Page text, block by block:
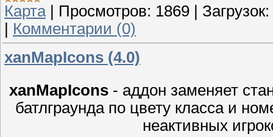
Карта | Просмотров: 1869 | Загрузок:
| Комментарии (0)
xanMapIcons (4.0)
xanMapIcons - аддон заменяет
батлграунда по цвету класса и
неактивных